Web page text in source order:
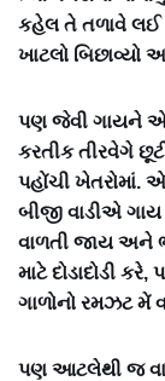
કહેલ તે તળાવે લઈ
ખાટલો બિછાવ્યો
પણ જેવી ગાયને
કરતીક તીરવેગે
પહોંચી
બીજી વાડીએ
વાળતી જાય અને
માટે દોડાદોડી
ગાળોનો રમઝટ મેં
પણ આટલેથી જ